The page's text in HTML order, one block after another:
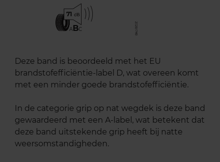
71
ABC
Deze band is beoordeeld met het EU
brandstofefficiëntie-label D, wat overeen komt
met een minder goede brandstofefficiëntie.
In de categorie grip op nat wegdek is deze band
gewaardeerd met een A-label, wat betekent dat
deze band uitstekende grip heeft bij natte
weersomstandigheden.